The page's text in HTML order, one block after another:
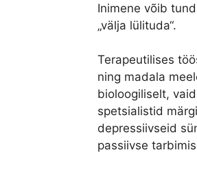
Inimene võib
„välja lülituda“.
Terapeutilises
ning madala
bioloogiliselt,
spetsialistid
depressiivseid
passiivse